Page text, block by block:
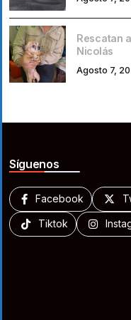
Rescatan
Nicolás
Agosto 7,
Síguenos
Facebook
Tiktok